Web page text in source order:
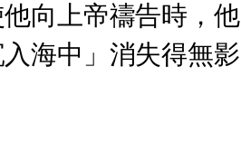
向上帝禱告時，他
海中」消失得無影